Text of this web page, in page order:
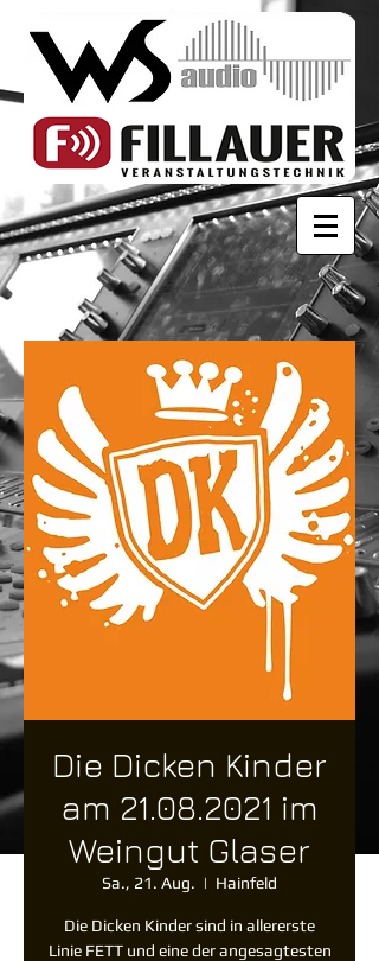
Die Dicken Kinder
am 21.08.2021 im
Weingut Glaser
Sa., 21. Aug.
  |
Hainfeld
Die Dicken Kinder sind in allererste
Linie FETT und eine der angesagtesten